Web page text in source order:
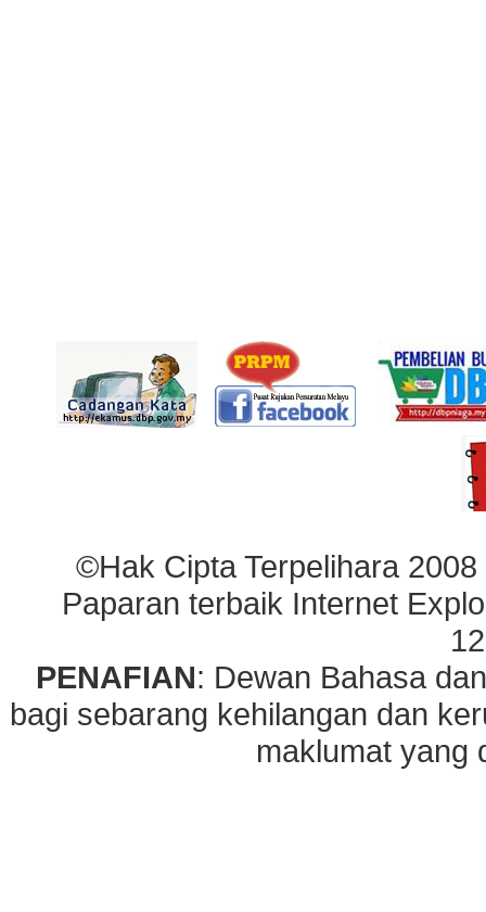
©Hak Cipta Terpelihara
Paparan terbaik Internet
PENAFIAN: Dewan Bahasa
bagi sebarang kehilangan dan
maklumat yang